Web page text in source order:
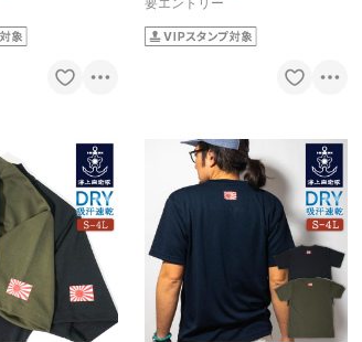
要エントリー